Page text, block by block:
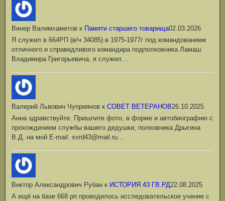
Винер Валимхаметов к Памяти старшего товарища02.03.2026
Я служил в 664РП (в/ч 34085) в 1975-1977г под командованием
отличного и справедливого командира подполковника Ламаш
Владимира Григорьевича, я служил…
Валерий Львович Чуприянов к СОВЕТ ВЕТЕРАНОВ26.10.2025
Анна здравствуйте. Пришлите фото, в форме и автобиографию с
прохождением службы вашего дедушки, полковника Дрыгина
В.Д. на мой Е-mail: svrd43@mail.ru…
Виктор Александрович Рубан к ИСТОРИЯ 43 ГВ.РД22.08.2025
А ещё на базе 668 рп проводилось исследовательское учение с